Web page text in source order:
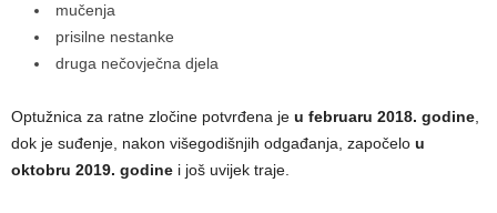
mučenja
prisilne nestanke
druga nečovječna djela
Optužnica za ratne zločine potvrđena je u februaru 2018. godine
dok je suđenje, nakon višegodišnjih odgađanja, započelo u
oktobru 2019. godine i još uvijek traje.